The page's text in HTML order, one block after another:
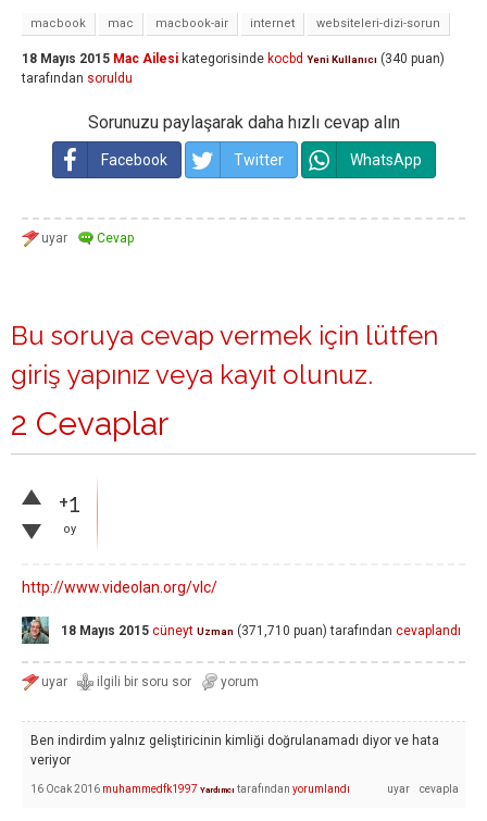
macbook mac macbook-air internet websiteleri-dizi-sorun
18 Mayıs 2015 Mac Ailesi kategorisinde kocbd Yeni Kullanıcı (340 puan)
tarafından soruldu
Sorunuzu paylaşarak daha hızlı cevap alın
Facebook Twitter WhatsApp
Bu soruya cevap vermek için lütfen
giriş yapınız veya kayıt olunuz.
2 Cevaplar
+1
oy
http://www.videolan.org/vlc/
18 Mayıs 2015 cüneyt Uzman (371,710 puan) tarafından cevaplandı
Ben indirdim yalnız geliştiricinin kimliği doğrulanamadı diyor ve hata
veriyor
16 Ocak 2016 muhammedfk1997 Yardımcı tarafından yorumlandı